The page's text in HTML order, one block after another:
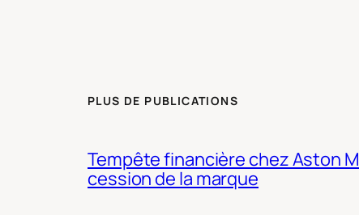
PLUS DE PUBLICATIONS
Tempête financière chez Aston
cession de la marque